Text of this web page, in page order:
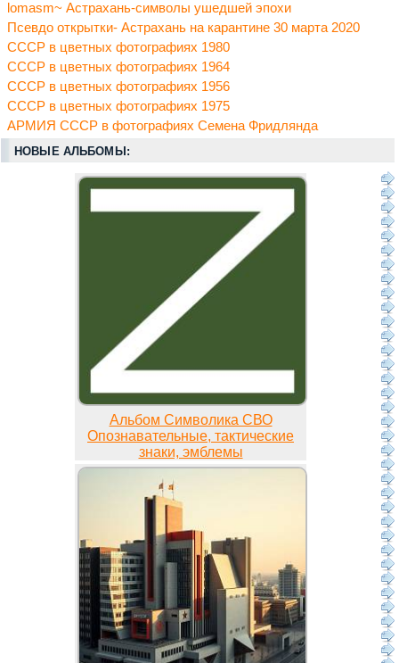
lomasm~ Астрахань-символы ушедшей эпохи
Псевдо открытки- Астрахань на карантине 30 марта 2020
СССР в цветных фотографиях 1980
СССР в цветных фотографиях 1964
СССР в цветных фотографиях 1956
СССР в цветных фотографиях 1975
АРМИЯ СССР в фотографиях Семена Фридлянда
НОВЫЕ АЛЬБОМЫ:
Альбом Символика СВО
Опознавательные, тактические
знаки, эмблемы